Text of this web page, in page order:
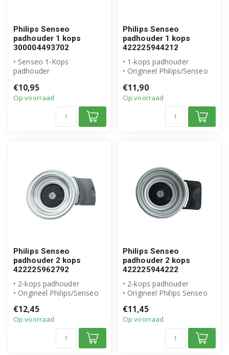
Philips Senseo
padhouder 1 kops
300004493702
• Senseo 1-Kops
padhouder
product
• Artikelnummer: ...
€10,95
Op voorraad
Philips Senseo
padhouder 1 kops
422225944212
• 1-kops padhouder
• Origineel Philips/Senseo
• Artikelnummer: 4222259...
€11,90
Op voorraad
Philips Senseo
padhouder 2 kops
422225962792
• 2-kops padhouder
• Origineel Philips/Senseo
• Artikelnummer: 4222259...
€12,45
Op voorraad
Philips Senseo
padhouder 2 kops
422225944222
• 2-kops padhouder
• Origineel Philips Senseo
• Artikelnummer: 4222259...
€11,45
Op voorraad